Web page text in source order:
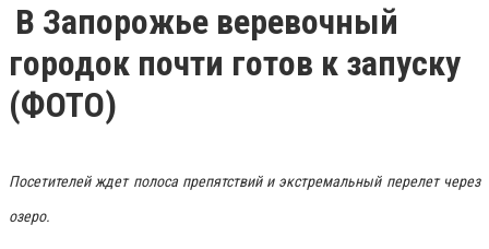
В Запорожье веревочный
городок почти готов к запуску
(ФОТО)
Посетителей ждет полоса препятствий и экстремальный перелет через
озеро.